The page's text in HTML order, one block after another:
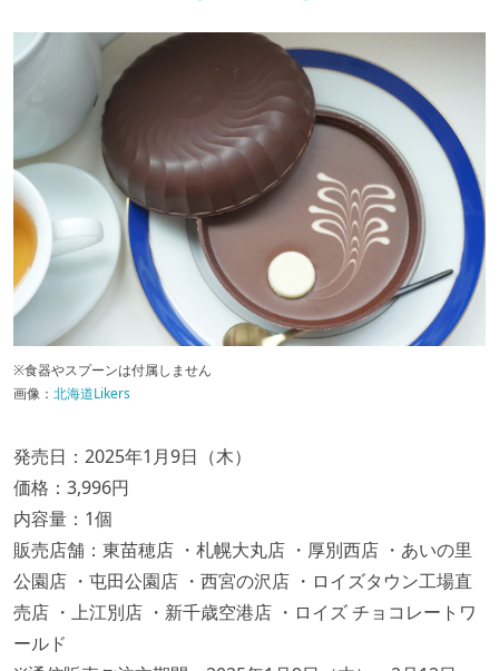
※食器やスプーンは付属しません
画像： 北海道Likers
発売日：2025年1月9日（木）
価格：3,996円
内容量：1個
販売店舗：東苗穂店 ・札幌大丸店 ・厚別西店 ・あいの里
公園店 ・屯田公園店 ・西宮の沢店 ・ロイズタウン工場直
売店 ・上江別店 ・新千歳空港店 ・ロイズ チョコレートワ
ールド